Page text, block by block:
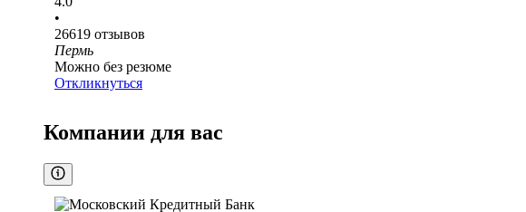
•
26619 отзывов
Пермь
Можно без резюме
Откликнуться
Компании для вас